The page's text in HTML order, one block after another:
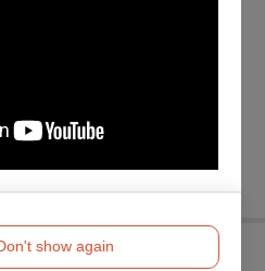
show again
Potter and the Deathly
Game